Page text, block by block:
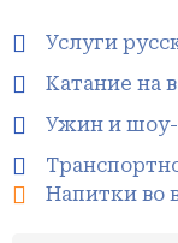
Услуги
Катание на
Ужин и
Напитки во